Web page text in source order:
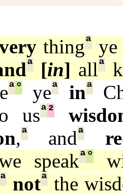
thingª ye
ª [in] allª
ª°yeª inª
usª²
,ª andª
speakª°
ª notª the